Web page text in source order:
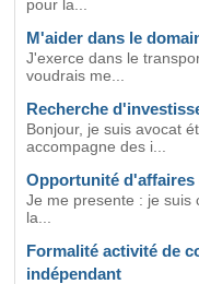
pour la...
M'aider dans le
J'exerce dans le
voudrais me...
Recherche
Bonjour, je suis avocat
accompagne des i...
Opportunité
Je me presente : je suis
la...
Formalité activité de
indépendant